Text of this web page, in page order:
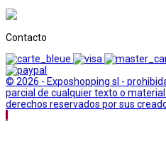
Contacto
© 2026 - Exposhopping sl -
parcial de cualquier texto o
derechos reservados por sus